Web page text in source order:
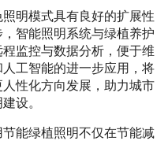
明模式具有良好的扩展性
智能照明系统与绿植养护
监控与数据分析，便于维
工智能的进一步应用，将
性化方向发展，助力城市
设。
能绿植照明不仅在节能减